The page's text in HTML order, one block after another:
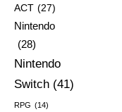
ACT (27)
Nintendo
(28)
Nintendo
Switch (41)
RPG (14)